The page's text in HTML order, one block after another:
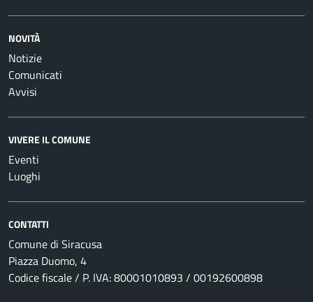
NOVITÀ
Notizie
Comunicati
Avvisi
VIVERE IL COMUNE
Eventi
Luoghi
CONTATTI
Comune di Siracusa
Piazza Duomo, 4
Codice fiscale / P. IVA: 80001010893 / 00192600898